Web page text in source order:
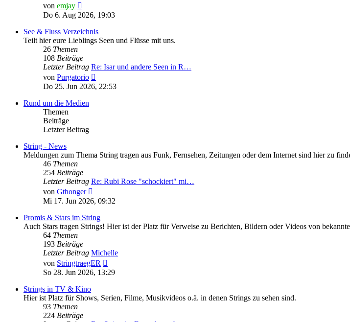
von emjay
Beitrag
Do 6. Aug 2026, 19:03
See & Fluss Verzeichnis
Teilt hier eure Lieblings Seen und Flüsse mit uns.
26 Themen
108 Beiträge
Letzter Beitrag Re: Isar und andere Seen in R…
von Purgatorio
Beitrag
Do 25. Jun 2026, 22:53
Rund um die Medien
Themen
Beiträge
Letzter Beitrag
String - News
Meldungen zum Thema String tragen aus Funk, Fernsehen, Zeitungen oder dem Internet sind hier zu
46 Themen
254 Beiträge
Letzter Beitrag Re: Rubi Rose "schockiert" mi…
von Gthonger
Beitrag
Mi 17. Jun 2026, 09:32
Promis & Stars im String
Auch Stars tragen Strings! Hier ist der Platz für Verweise zu Berichten, Bildern oder Videos von
64 Themen
193 Beiträge
Letzter Beitrag Michelle
von StringtraegER
Beitrag
So 28. Jun 2026, 13:29
Strings in TV & Kino
Hier ist Platz für Shows, Serien, Filme, Musikvideos o.ä. in denen Strings zu sehen sind.
93 Themen
224 Beiträge